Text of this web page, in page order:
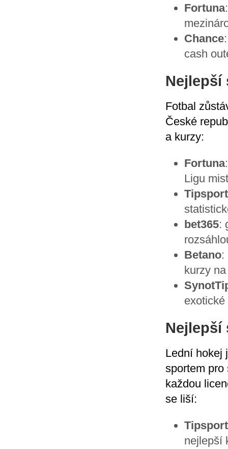
Fortuna
Chance
cash
Nejlepší
Fotbal
České
a kurzy:
Fortuna
Ligu
Tipsport
bet365:
Betano:
kurzy
exotické
Nejlepší
Lední hokej
sportem pro
každou
se liší:
Tipsport
nejlepší